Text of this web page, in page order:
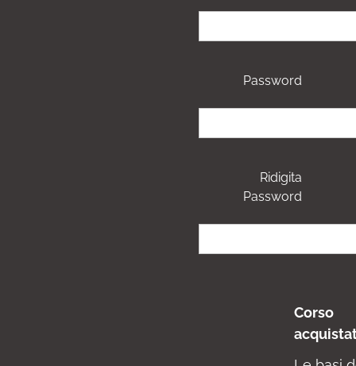
Password
Ridigita
Password
Corso